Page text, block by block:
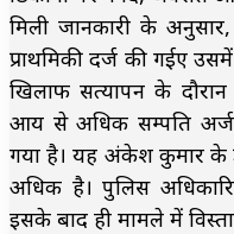
मिली जानकारी के
प्राथमिकी दर्ज की गईए
खिलाफ सत्यापन के
आय से अधिक सम्पति
गया है। यह अंकेश कुमार के
अधिक है। पुलिस
इसके बाद ही मामले में